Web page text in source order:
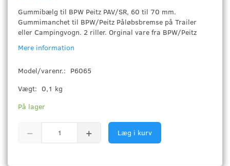
Gummibælg til BPW Peitz PAV/SR, 60 til 70 mm.
Gummimanchet til BPW/Peitz Påløbsbremse på Trailer
eller Campingvogn. 2 riller. Orginal vare fra BPW/Peitz
Mere information
Model/varenr.: P6065
Vægt: 0,1 kg
På lager
Læg i kurv